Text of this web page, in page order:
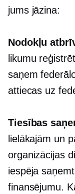
jums jāzina:
Nodokļu
likumu
saņem
attiecas uz
Tiesības
lielākajām un
organizācijas
iespēja
finansējumu.